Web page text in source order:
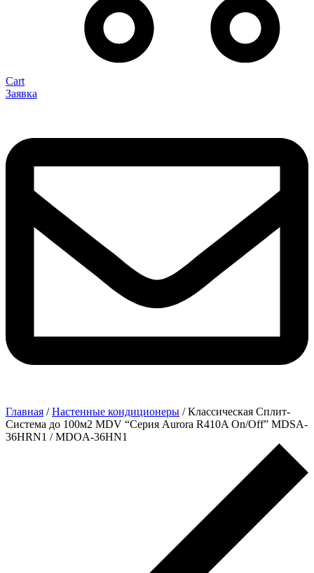
Cart
Заявка
Главная /Настенные кондиционеры / Классическая Сплит-
Система до 100м2 MDV “Серия Aurora R410A On/Off” MDSA-
36HRN1 / MDOA-36HN1